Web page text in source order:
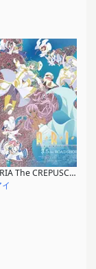
ARIA The CREPUSCOLO